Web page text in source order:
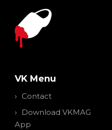
VK Menu
Contact
Download VKMAG
App